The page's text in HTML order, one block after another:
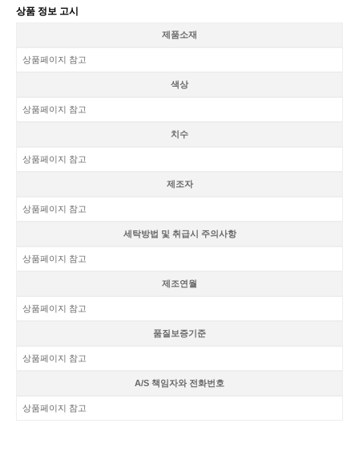
상품 정보 고시
제품소재
상품페이지 참고
색상
상품페이지 참고
치수
상품페이지 참고
제조자
상품페이지 참고
세탁방법 및 취급시 주의사항
상품페이지 참고
제조연월
상품페이지 참고
품질보증기준
상품페이지 참고
A/S 책임자와 전화번호
상품페이지 참고